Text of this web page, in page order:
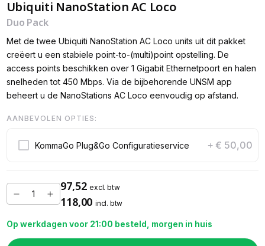
Ubiquiti NanoStation AC Loco
Duo Pack
Met de twee Ubiquiti NanoStation AC Loco units uit dit pakket
creëert u een stabiele point-to-(multi)point opstelling. De
access points beschikken over 1 Gigabit Ethernetpoort en halen
snelheden tot 450 Mbps. Via de bijbehorende UNSM app
beheert u de NanoStations AC Loco eenvoudig op afstand.
AANBEVOLEN OPTIES:
KommaGo Plug&Go Configuratieservice + € 50,00
97,52 excl. btw
118,00 incl. btw
Op werkdagen voor 21:00 besteld, morgen in huis